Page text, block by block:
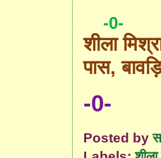
-0-
शीला
पास,
-0-
Posted by